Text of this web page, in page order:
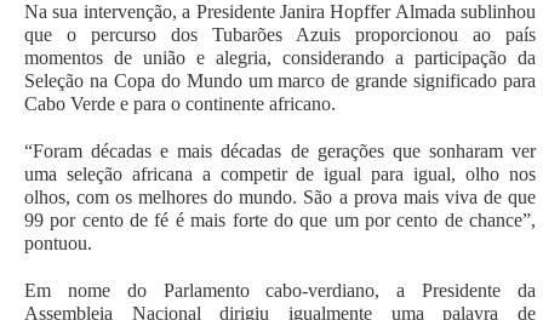
Na sua intervenção, a Presidente Janira Hopffer Almada sublinhou
que o percurso dos Tubarões Azuis proporcionou ao país
momentos de união e alegria, considerando a participação da
Seleção na Copa do Mundo um marco de grande significado para
Cabo Verde e para o continente africano.
“Foram décadas e mais décadas de gerações que sonharam ver
uma seleção africana a competir de igual para igual, olho nos
olhos, com os melhores do mundo. São a prova mais viva de que
99 por cento de fé é mais forte do que um por cento de chance”,
pontuou.
Em nome do Parlamento cabo-verdiano, a Presidente da
Assembleia Nacional dirigiu igualmente uma palavra de